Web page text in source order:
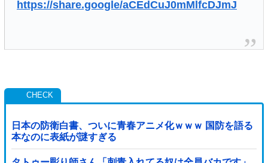
https://share.google/aCEdCuJ0mMlfcDJmJ
日本の防衛白書、ついに青春アニメ化ｗｗｗ 国防を語る
本なのに表紙が謎すぎる